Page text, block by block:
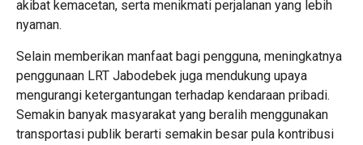
akibat kemacetan, serta menikmati perjalanan yang lebih
nyaman.
Selain memberikan manfaat bagi pengguna, meningkatnya
penggunaan LRT Jabodebek juga mendukung upaya
mengurangi ketergantungan terhadap kendaraan pribadi.
Semakin banyak masyarakat yang beralih menggunakan
transportasi publik berarti semakin besar pula kontribusi